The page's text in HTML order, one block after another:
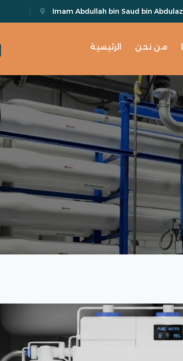
Imam Abdullah bin Saud bin
الرئيسية من نحن